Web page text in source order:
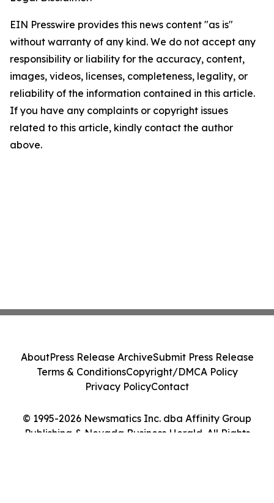
EIN Presswire provides this news content "as is"
without warranty of any kind. We do not accept any
responsibility or liability for the accuracy, content,
images, videos, licenses, completeness, legality, or
reliability of the information contained in this article.
If you have any complaints or copyright issues
related to this article, kindly contact the author
above.
© 1995-2026 Newsmatics Inc. dba Affinity Group
Publishing & Nevada Business Herald. All Rights
AboutPress Release ArchiveSubmit Press Release
Terms & ConditionsCopyright/DMCA Policy
Privacy PolicyContact